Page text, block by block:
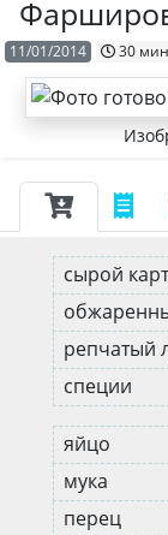
11/01/2014 30 мин
сырой
репчатый
специи
яйцо
мука
перец